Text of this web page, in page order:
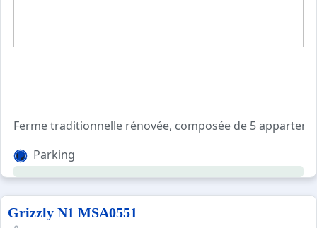
Ferme traditionnelle rénovée, composée de 5
Arrêt ski bus à 50 m et télécabines à 2 km. En été, base
Parking
Grizzly N1 MSA0551